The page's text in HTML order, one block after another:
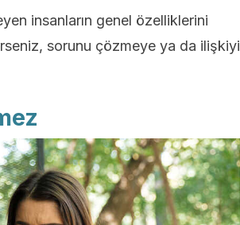
insanların genel özelliklerini
sorunu çözmeye ya da ilişkiyi